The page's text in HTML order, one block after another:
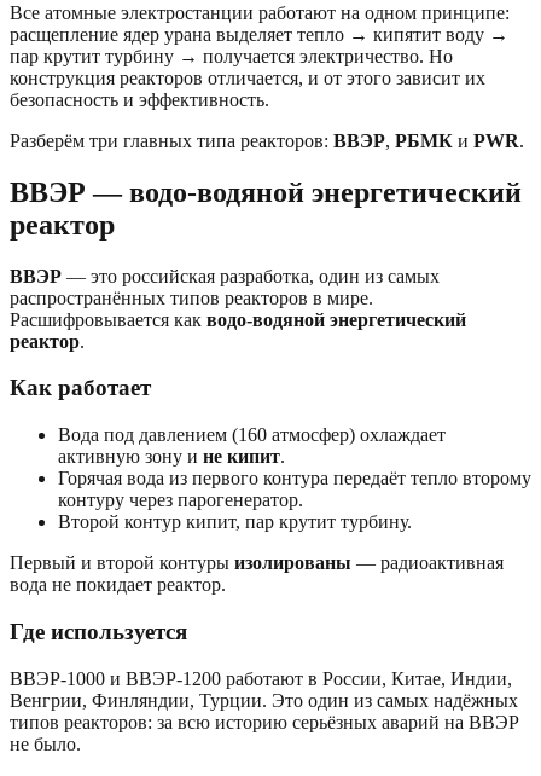
Все атомные электростанции работают на одном принципе:
расщепление ядер урана выделяет тепло → кипятит воду →
пар крутит турбину → получается электричество. Но
конструкция реакторов отличается, и от этого зависит их
безопасность и эффективность.
Разберём три главных типа реакторов: ВВЭР, РБМК и PWR.
ВВЭР — водо-водяной энергетический
реактор
ВВЭР — это российская разработка, один из самых
распространённых типов реакторов в мире.
Расшифровывается как водо-водяной энергетический
реактор.
Как работает
Вода под давлением (160 атмосфер) охлаждает
активную зону и не кипит.
Горячая вода из первого контура передаёт тепло второму
контуру через парогенератор.
Второй контур кипит, пар крутит турбину.
Первый и второй контуры изолированы — радиоактивная
вода не покидает реактор.
Где используется
ВВЭР-1000 и ВВЭР-1200 работают в России, Китае, Индии,
Венгрии, Финляндии, Турции. Это один из самых надёжных
типов реакторов: за всю историю серьёзных аварий на ВВЭР
не было.